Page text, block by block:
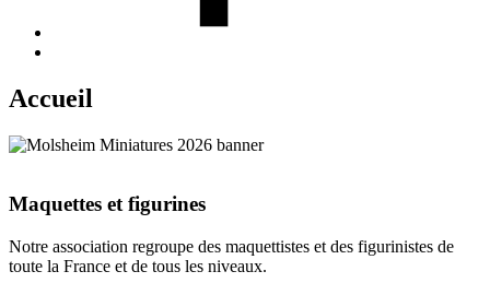
↑
Accueil
Maquettes et figurines
Notre association regroupe des maquettistes et des figurinistes de
toute la France et de tous les niveaux.